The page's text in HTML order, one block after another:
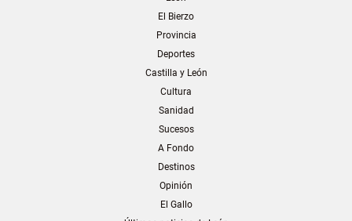
El Bierzo
Provincia
Deportes
Castilla y León
Cultura
Sanidad
Sucesos
A Fondo
Destinos
Opinión
El Gallo